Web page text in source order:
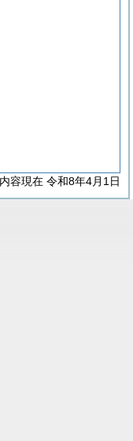
内容現在 令和8年4月1日